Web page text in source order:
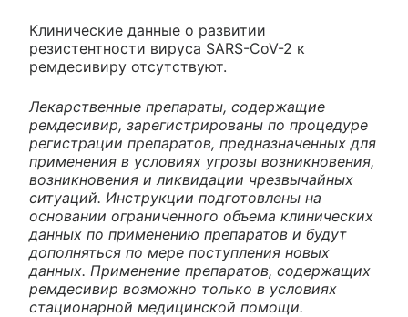
Клинические данные о развитии
резистентности вируса SARS-CoV-2 к
ремдесивиру отсутствуют.
Лекарственные препараты, содержащие
ремдесивир, зарегистрированы по процедуре
регистрации препаратов, предназначенных для
применения в условиях угрозы возникновения,
возникновения и ликвидации чрезвычайных
ситуаций. Инструкции подготовлены на
основании ограниченного объема клинических
данных по применению препаратов и будут
дополняться по мере поступления новых
данных. Применение препаратов, содержащих
ремдесивир возможно только в условиях
стационарной медицинской помощи.